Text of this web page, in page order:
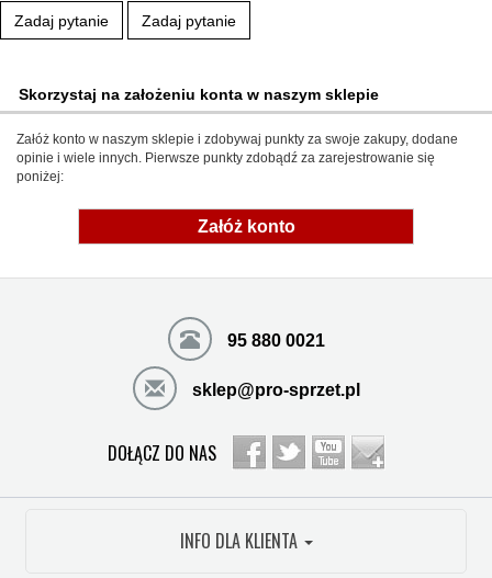
Zadaj pytanie Zadaj pytanie
Skorzystaj na założeniu konta w naszym sklepie
Załóż konto w naszym sklepie i zdobywaj punkty za swoje zakupy, dodane
opinie i wiele innych. Pierwsze punkty zdobądź za zarejestrowanie się
poniżej:
Załóż konto
95 880 0021
sklep@pro-sprzet.pl
DOŁĄCZ DO NAS
INFO DLA KLIENTA